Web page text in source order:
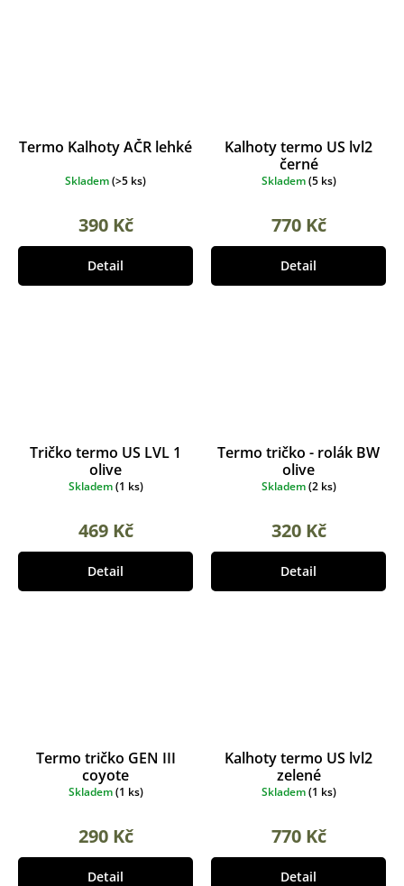
Termo Kalhoty AČR lehké
Skladem(>5 ks)
390 Kč
Detail
Kalhoty termo US lvl2
černé
Skladem(5 ks)
770 Kč
Detail
Tričko termo US LVL 1
olive
Skladem(1 ks)
469 Kč
Detail
Termo tričko - rolák BW
olive
Skladem(2 ks)
320 Kč
Detail
Termo tričko GEN III
coyote
Skladem(1 ks)
290 Kč
Detail
Kalhoty termo US lvl2
zelené
Skladem(1 ks)
770 Kč
Detail